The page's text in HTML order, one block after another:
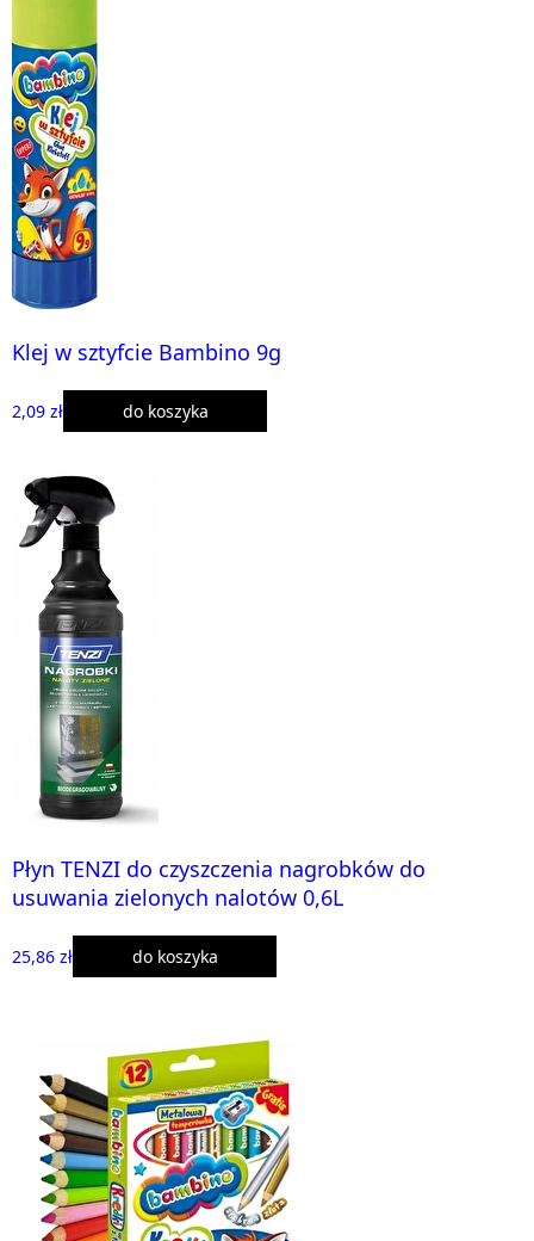
Klej w sztyfcie Bambino 9g
2,09 zł do koszyka
Płyn TENZI do czyszczenia nagrobków do
usuwania zielonych nalotów 0,6L
25,86 zł do koszyka